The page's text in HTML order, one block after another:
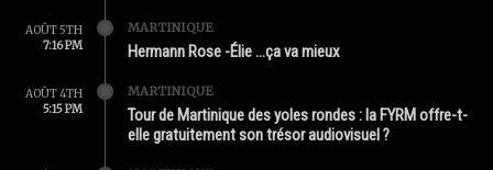
AOÛT 5TH
7:16 PM
MARTINIQUE
Hermann Rose -Élie …ça va mieux
AOÛT 4TH
5:15 PM
MARTINIQUE
Tour de Martinique des yoles rondes : la FYRM offre-t-
elle gratuitement son trésor audiovisuel ?